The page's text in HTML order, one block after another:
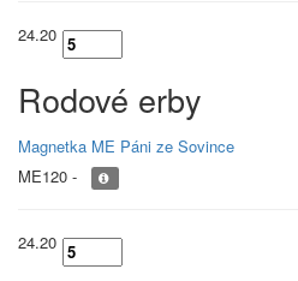
24.20
Rodové erby
Magnetka ME Páni ze Sovince
ME120 -
24.20